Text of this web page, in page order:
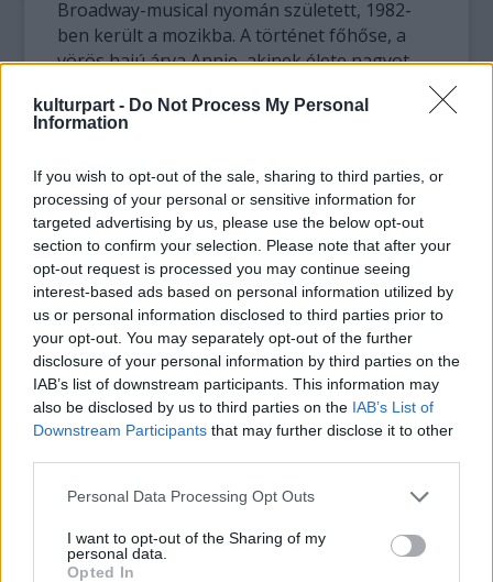
kulturpart - Do Not Process My Personal
Information
If you wish to opt-out of the sale, sharing to third parties, or
processing of your personal or sensitive information for
targeted advertising by us, please use the below opt-out
section to confirm your selection. Please note that after your
opt-out request is processed you may continue seeing
interest-based ads based on personal information utilized by
us or personal information disclosed to third parties prior to
your opt-out. You may separately opt-out of the further
disclosure of your personal information by third parties on the
IAB’s list of downstream participants. This information may
also be disclosed by us to third parties on the IAB’s List of
Downstream Participants that may further disclose it to other
Please note that this website/app uses one or more Google
not limited to your visit or usage behaviour. You may click to
grant or deny consent to Google and its third-party tags to
Personal Data Processing Opt Outs
I want to opt-out of the Sharing of my
personal data.
Opted In
Broadway-musical nyomán született, 1982-
ben került a mozikba. A történet főhőse, a
vörös hajú árva Annie, akinek élete nagyot
Warbucks házába kerül.
vállalkozást Overbook Entertainment cégén
keresztül.
Willow-nak nem ez az első filmszerepe:
három éve, apja Legenda vagyok című
thrillerében már kapott egy lehetőséget a
bemutatkozásra.
A filmsztár és felesége, Jada Pinkett Smith
tavaly 12 éves fiuk filmes pályafutását
indította el. Jaden ugyancsak egy klasszikus
hollywoodi film újrájában, A karate kölyökben
kapott főszerepet. A produkció sikeresnek
dollárért váltottak rá jegyet a nézők.